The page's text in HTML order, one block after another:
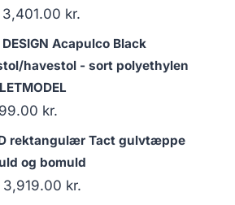
3,401.00 kr.
DESIGN Acapulco Black
havestol - sort polyethylen
kr.
rektangulær Tact gulvtæppe
og bomuld
3,919.00 kr.